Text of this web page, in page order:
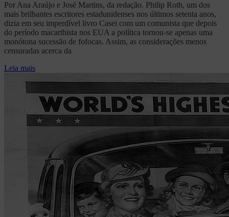
Por Ana Araújo e José Martins, da redação. Philip Roth, um dos
mais brilhantes escritores estadunidenses nos últimos setenta anos,
dizia em seu imperdível livro Casei com um comunista que depois
do período macarthista nos EUA a política tornou-se apenas uma
monótona sucessão de fofocas. Assim, as considerações menos
censuradas acerca da
Leia mais